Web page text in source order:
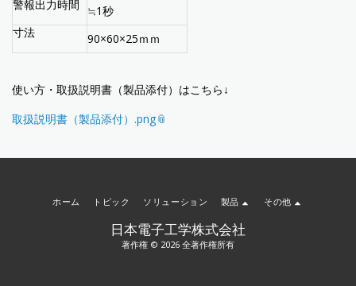
警報出力時間
≒1秒
寸法
90×60×25ｍｍ
使い方・取扱説明書（製品添付）はこちら↓
取扱説明書（製品添付）.png
日本電子工学株式会社
著作権 © 2026 全著作権所有
ホーム トピック ソリューション 製品 その他